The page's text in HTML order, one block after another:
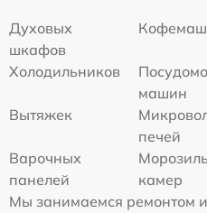
Духовых
шкафов
Холодильников
машин
Вытяжек
печей
Варочных
панелей
камер
Мы занимаемся ремонтом